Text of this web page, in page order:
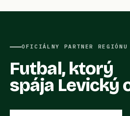
OFICIÁLNY PARTNER REGIÓNU
Futbal, ktorý
spája Levický